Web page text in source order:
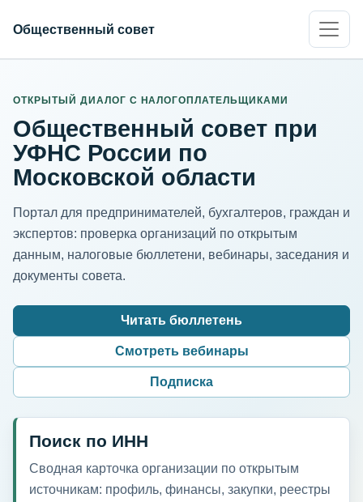
Общественный совет
ОТКРЫТЫЙ ДИАЛОГ С НАЛОГОПЛАТЕЛЬЩИКАМИ
Общественный совет при
УФНС России по
Московской области
Портал для предпринимателей, бухгалтеров, граждан и
экспертов: проверка организаций по открытым
данным, налоговые бюллетени, вебинары, заседания и
документы совета.
Читать бюллетень
Смотреть вебинары
Подписка
Поиск по ИНН
Сводная карточка организации по открытым
источникам: профиль, финансы, закупки, реестры
ИНН организации
Адрес для нормализации